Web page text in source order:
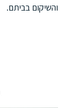
והשיקום בביתם.